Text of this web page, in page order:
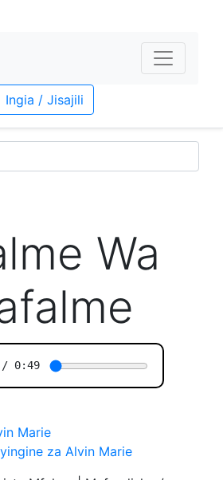
Ingia / Jisajili
Wa
Marie
za Alvin Marie